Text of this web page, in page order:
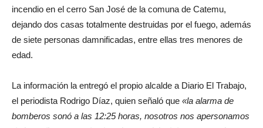
incendio en el cerro San José de la comuna de Catemu,
dejando dos casas totalmente destruidas por el fuego, además
de siete personas damnificadas, entre ellas tres menores de
edad.
La información la entregó el propio alcalde a Diario El Trabajo,
el periodista Rodrigo Díaz, quien señaló que «la alarma de
bomberos sonó a las 12:25 horas, nosotros nos apersonamos